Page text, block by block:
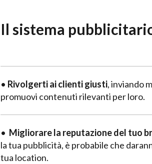
Il sistema
• Rivolgerti ai clienti giusti, inviando
promuovi contenuti rilevanti per loro.
• Migliorare la reputazione del tuo
la tua pubblicità, è probabile che
tua location.